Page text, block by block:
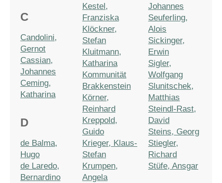
C
Candolini,
Gernot
Cassian,
Johannes
Ceming,
Katharina
D
de Balma,
Hugo
de Laredo,
Bernardino
Kestel,
Franziska
Klöckner,
Stefan
Kluitmann,
Katharina
Kommunität
Brakkenstein
Körner,
Reinhard
Kreppold,
Guido
Krieger, Klaus-
Stefan
Krumpen,
Angela
Johannes
Seuferling,
Alois
Sickinger,
Erwin
Sigler,
Wolfgang
Slunitschek,
Matthias
Steindl-Rast,
David
Steins, Georg
Stiegler,
Richard
Stüfe, Ansgar